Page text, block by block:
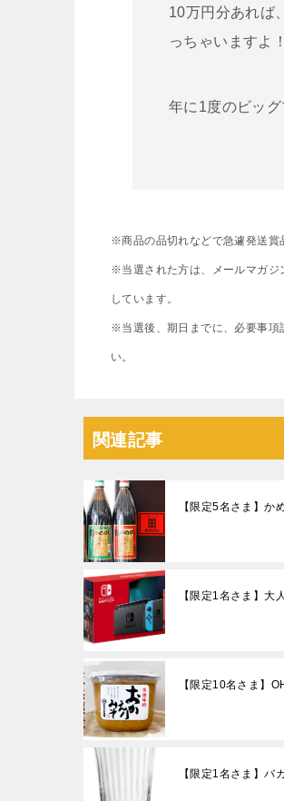
10万円分あれば
っちゃいますよ
年に1度のビッ
※商品の品切れなどで急遽発送賞
※当選された方は、メールマガジ
しています。
※当選後、期日までに、必要事項
い。
関連記事
【限定5名さま】
【限定1名さま】
【限定10名さま】
【限定1名さま】バ